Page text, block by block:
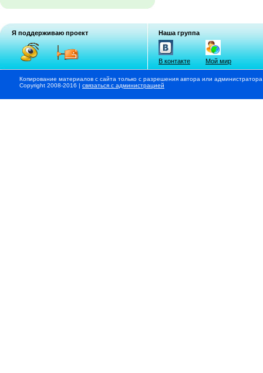
Я поддерживаю проект Наша группа
В контакте Мой мир
Копирование материалов с сайта только с разрешения автора или
Copyright 2008-2016 | связаться с администрацией